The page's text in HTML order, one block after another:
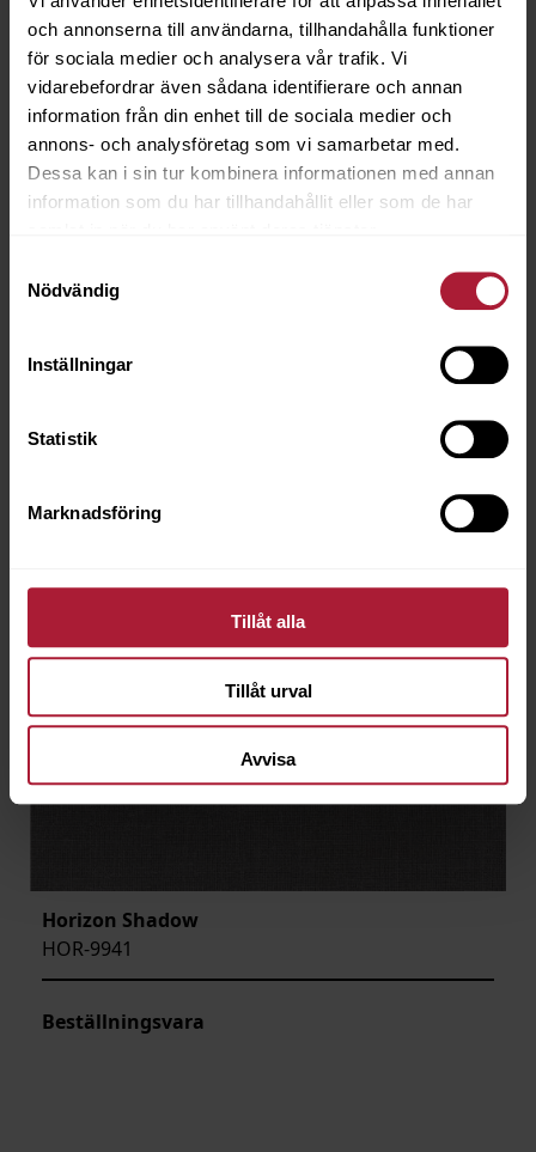
och annonserna till användarna, tillhandahålla funktioner
för sociala medier och analysera vår trafik. Vi
vidarebefordrar även sådana identifierare och annan
information från din enhet till de sociala medier och
annons- och analysföretag som vi samarbetar med.
Dessa kan i sin tur kombinera informationen med annan
information som du har tillhandahållit eller som de har
Nödvändig
Inställningar
Statistik
Marknadsföring
Tillåt alla
Tillåt urval
Avvisa
Horizon Argentato
HOR-9940
Horizon Shadow
HOR-9941
Beställningsvara